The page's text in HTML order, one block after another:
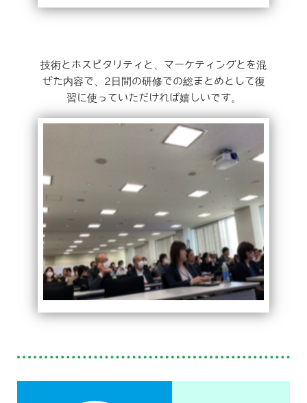
技術とホスピタリティと、マーケティングとを混
ぜた内容で、2日間の研修での総まとめとして復
習に使っていただければ嬉しいです。